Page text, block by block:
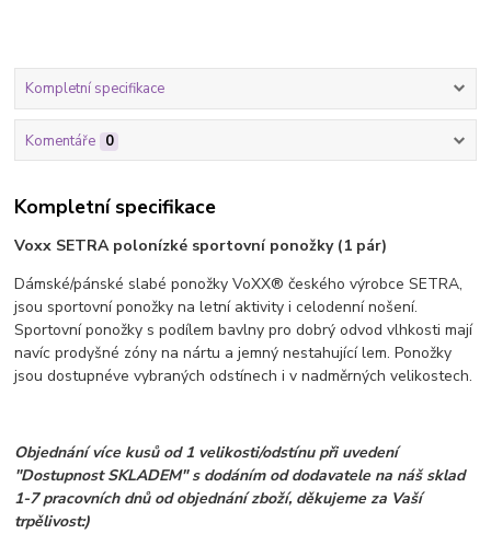
Kompletní specifikace
Komentáře 0
Kompletní specifikace
Voxx SETRA polonízké sportovní ponožky (1 pár)
Dámské/pánské slabé ponožky VoXX® českého výrobce SETRA,
jsou sportovní ponožky na letní aktivity i celodenní nošení.
Sportovní ponožky s podílem bavlny pro dobrý odvod vlhkosti mají
navíc prodyšné zóny na nártu a jemný nestahující lem. Ponožky
jsou dostupnéve vybraných odstínech i v nadměrných velikostech.
Objednání více kusů od 1 velikosti/odstínu při uvedení
"Dostupnost SKLADEM" s dodáním od dodavatele na náš sklad
1-7 pracovních dnů od objednání zboží, děkujeme za Vaší
trpělivost:)